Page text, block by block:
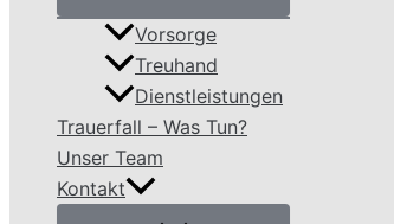
Vorsorge
Treuhand
Dienstleistungen
Trauerfall – Was Tun?
Unser Team
Kontakt